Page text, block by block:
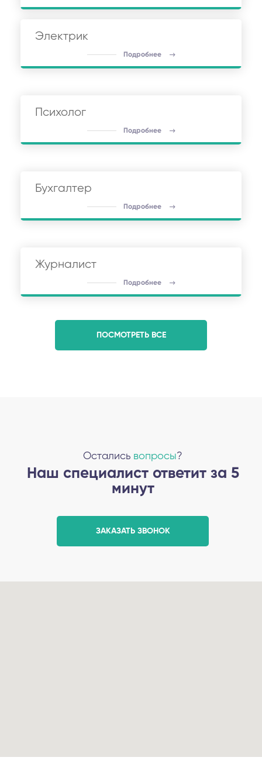
Электрик
Подробнее
Психолог
Подробнее
Бухгалтер
Подробнее
Журналист
Подробнее
ПОСМОТРЕТЬ ВСЕ
Остались вопросы?
Наш специалист ответит за 5
минут
ЗАКАЗАТЬ ЗВОНОК